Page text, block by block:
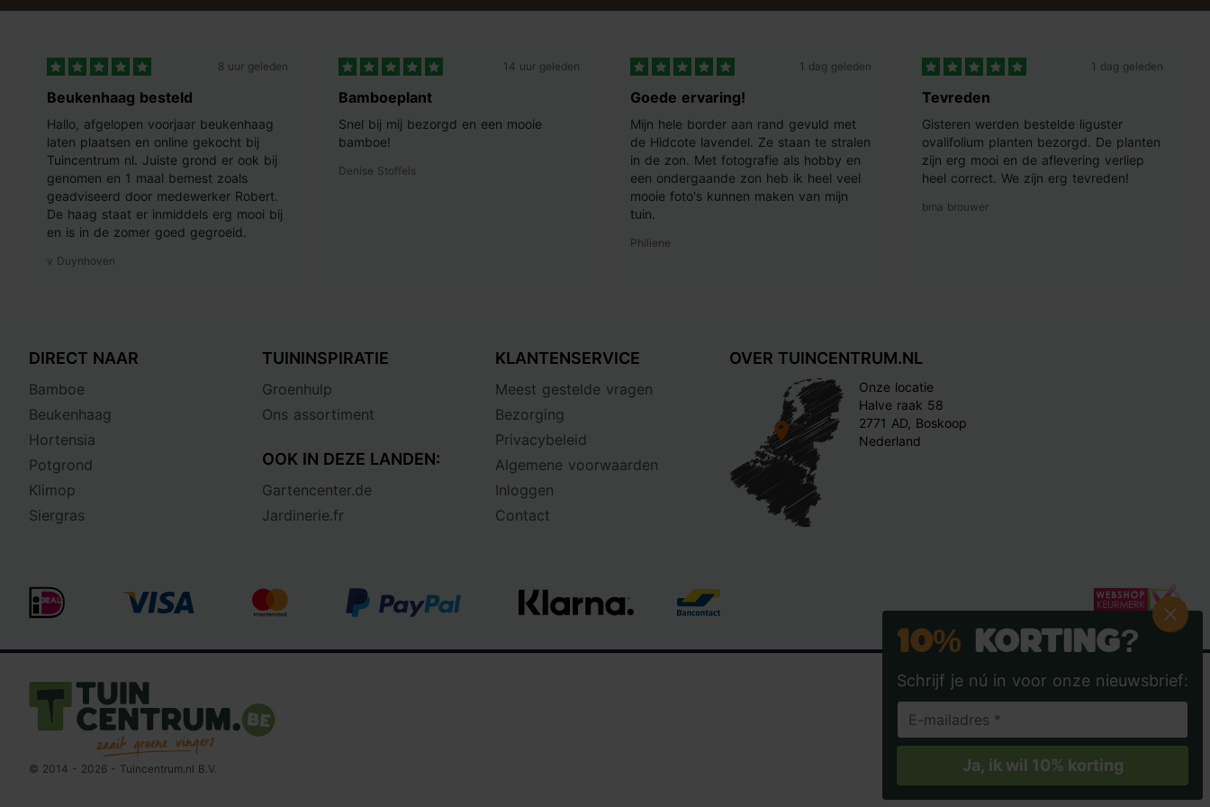
8 uur geleden
Beukenhaag besteld
Hallo, afgelopen voorjaar beukenhaag
laten plaatsen en online gekocht bij
Tuincentrum nl. Juiste grond er ook bij
genomen en 1 maal bemest zoals
geadviseerd door medewerker Robert.
De haag staat er inmiddels erg mooi bij
en is in de zomer goed gegroeid.
v Duynhoven
14 uur geleden
Bamboeplant
Snel bij mij bezorgd en een mooie
bamboe!
Denise Stoffels
1 dag geleden
Goede ervaring!
Mijn hele border aan rand gevuld met
de Hidcote lavendel. Ze staan te stralen
in de zon. Met fotografie als hobby en
een ondergaande zon heb ik heel veel
mooie foto's kunnen maken van mijn
tuin.
Philiene
1 dag geleden
Tevreden
Gisteren werden bestelde liguster
ovalifolium planten bezorgd. De planten
zijn erg mooi en de aflevering verliep
heel correct. We zijn erg tevreden!
bma brouwer
DIRECT NAAR
Bamboe
Beukenhaag
Hortensia
Potgrond
Klimop
Siergras
TUININSPIRATIE
Groenhulp
Ons assortiment
OOK IN DEZE LANDEN:
Gartencenter.de
Jardinerie.fr
KLANTENSERVICE
Meest gestelde vragen
Bezorging
Privacybeleid
Algemene voorwaarden
Inloggen
Contact
OVER TUINCENTRUM.NL
Onze locatie
Halve raak 58
2771 AD, Boskoop
Nederland
Logo Tuincentrum.be
© 2014 - 2026 - Tuincentrum.nl B.V.
Tuincentrum.nl op Facebook
Tuincentrum.nl op
Tuincentrum.nl
10% Korting?
Schrijf je nú in voor onze nieuwsbrief:
Ja, ik wil 10% korting